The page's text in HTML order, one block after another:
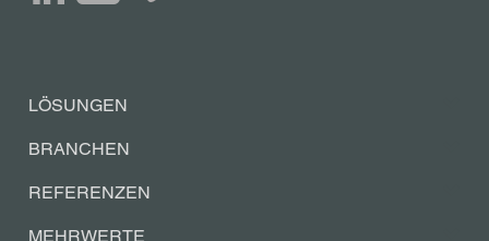
LÖSUNGEN
BRANCHEN
REFERENZEN
MEHRWERTE